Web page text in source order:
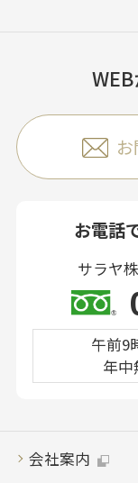
お電話
サラヤ
午前9
年
会社案内